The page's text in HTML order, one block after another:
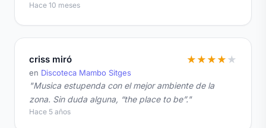
Hace 10 meses
criss miró
en Discoteca Mambo Sitges
★ ★ ★ ★ ★
"Musica estupenda con el mejor ambiente de la
zona. Sin duda alguna, “the place to be”."
Hace 5 años